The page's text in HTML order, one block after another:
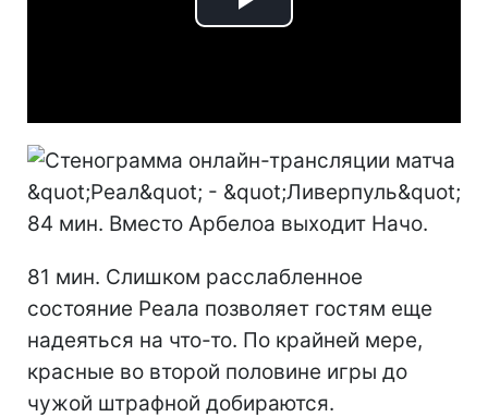
Play
84 мин. Вместо Арбелоа выходит Начо.
81 мин. Слишком расслабленное
состояние Реала позволяет гостям еще
надеяться на что-то. По крайней мере,
красные во второй половине игры до
чужой штрафной добираются.